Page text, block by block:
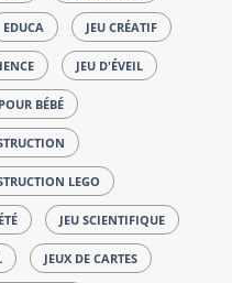
EDUCA JEU CRÉATIF
JEU D'ÉVEIL
BÉBÉ
LEGO
JEU SCIENTIFIQUE
JEUX DE CARTES